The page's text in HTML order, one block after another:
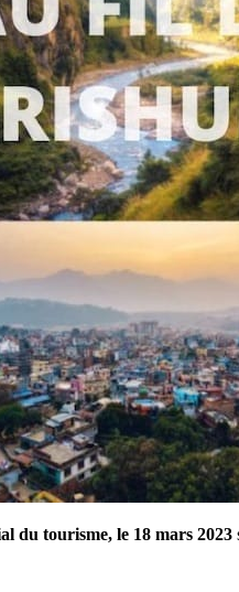
du tourisme, le 18 mars 2023